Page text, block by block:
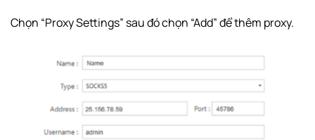
Chọn “Proxy Settings” sau đó chọn “Add” để thêm proxy.